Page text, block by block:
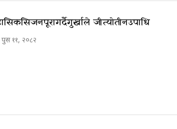
सिजन पूरा गर्दै गुर्खाले जीत्यो तीन उपाधि
पुस ११, २०८२